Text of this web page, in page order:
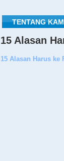
TENTANG
15 Alasan
15 Alasan Harus ke